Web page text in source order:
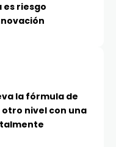
riesgo
la fórmula de
nivel con una